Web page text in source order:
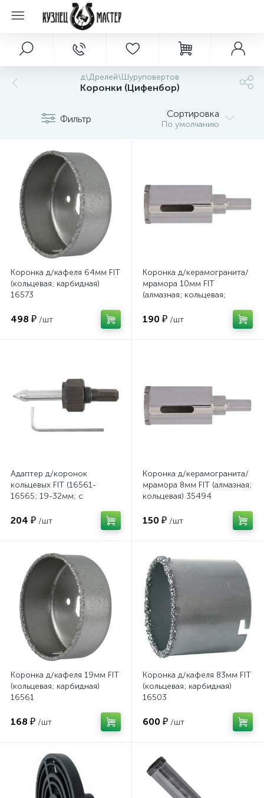
д\Дрелей\Шуруповертов
Коронки (Цифенбор)
Фильтр Сортировка
По умолчанию
Коронка д/кафеля 64мм FIT
(кольцевая; карбидная)
16573
498 ₽ /шт
Коронка д/керамогранита/
мрамора 10мм FIT
(алмазная; кольцевая;
35495
190 ₽ /шт
Адаптер д/коронок
кольцевых FIT (16561-
16565; 19-32мм; с
16579
204 ₽ /шт
Коронка д/керамогранита/
мрамора 8мм FIT (алмазная;
кольцевая) 35494
150 ₽ /шт
Коронка д/кафеля 19мм FIT
(кольцевая; карбидная)
16561
168 ₽ /шт
Коронка д/кафеля 83мм FIT
(кольцевая; карбидная)
16503
600 ₽ /шт